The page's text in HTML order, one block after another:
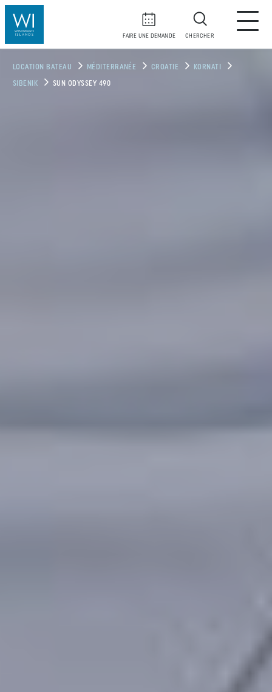
FAIRE UNE DEMANDE CHERCHER
LOCATION BATEAU MÉDITERRANÉE CROATIE KORNATI
SIBENIK SUN ODYSSEY 490